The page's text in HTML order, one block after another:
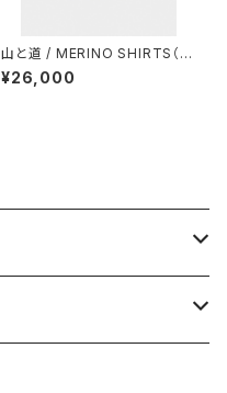
山と道 / MERINO SHIRTS（U
NISEX）
¥26,000